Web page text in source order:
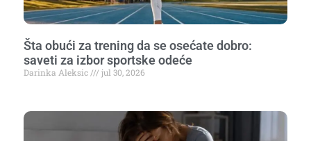
Šta obući za trening da se osećate dobro:
saveti za izbor sportske odeće
Darinka Aleksic jul 30, 2026